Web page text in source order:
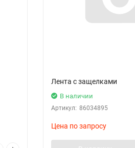
Лента с защелками
В наличии
Артикул: 86034895
Цена по запросу